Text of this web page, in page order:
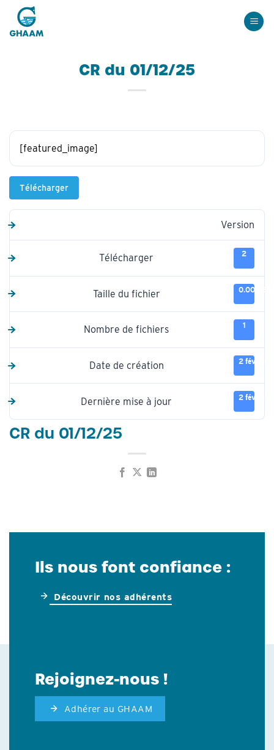
Passer
contenu
CR du 01/12/25
[featured_image]
Télécharger
Version
Télécharger 2
Taille du fichier 0.00 KB
Nombre de fichiers 1
Date de création 2 février
Dernière mise à jour 2 février
CR du 01/12/25
Ils nous font confiance :
Découvrir nos adhérents
Rejoignez-nous !
Adhérer au GHAAM